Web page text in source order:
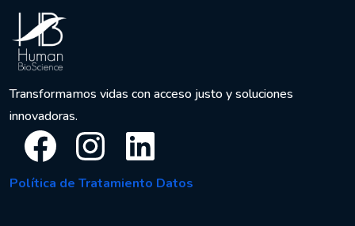
Transformamos vidas con acceso justo y soluciones
innovadoras.
Facebook
Instagram
LinkedIn
Política de Tratamiento Datos